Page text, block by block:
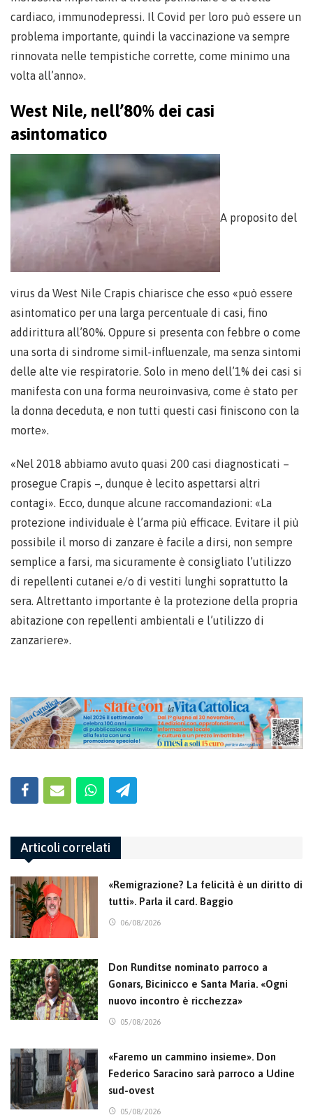
cardiaco, immunodepressi. Il Covid per loro può essere un
problema importante, quindi la vaccinazione va sempre
rinnovata nelle tempistiche corrette, come minimo una
volta all’anno».
West Nile, nell’80% dei casi
asintomatico
A proposito del
virus da West Nile Crapis chiarisce che esso «può essere
asintomatico per una larga percentuale di casi, fino
addirittura all’80%. Oppure si presenta con febbre o come
una sorta di sindrome simil-influenzale, ma senza sintomi
delle alte vie respiratorie. Solo in meno dell’1% dei casi si
manifesta con una forma neuroinvasiva, come è stato per
la donna deceduta, e non tutti questi casi finiscono con la
morte».
«Nel 2018 abbiamo avuto quasi 200 casi diagnosticati –
prosegue Crapis –, dunque è lecito aspettarsi altri
contagi». Ecco, dunque alcune raccomandazioni: «La
protezione individuale è l’arma più efficace. Evitare il più
possibile il morso di zanzare è facile a dirsi, non sempre
semplice a farsi, ma sicuramente è consigliato l’utilizzo
di repellenti cutanei e/o di vestiti lunghi soprattutto la
sera. Altrettanto importante è la protezione della propria
abitazione con repellenti ambientali e l’utilizzo di
zanzariere».
Articoli correlati
«Remigrazione? La felicità è un diritto di
tutti». Parla il card. Baggio
06/08/2026
Don Runditse nominato parroco a
Gonars, Bicinicco e Santa Maria. «Ogni
nuovo incontro è ricchezza»
05/08/2026
«Faremo un cammino insieme». Don
Federico Saracino sarà parroco a Udine
sud-ovest
05/08/2026